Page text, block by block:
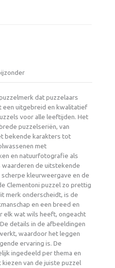
dat puzzelaars
uitgebreid en kwalitatief
voor alle leeftijden. Het
puzzelseriën, van
bekende karakters tot
met
en natuurfotografie als
waarderen de uitstekende
kleurweergave en de
Clementoni puzzel zo prettig
merk onderscheidt, is de
en een breed en
elk wat wils heeft, ongeacht
details in de afbeeldingen
waardoor het leggen
ervaring is. De
ingedeeld per thema en
van de juiste puzzel